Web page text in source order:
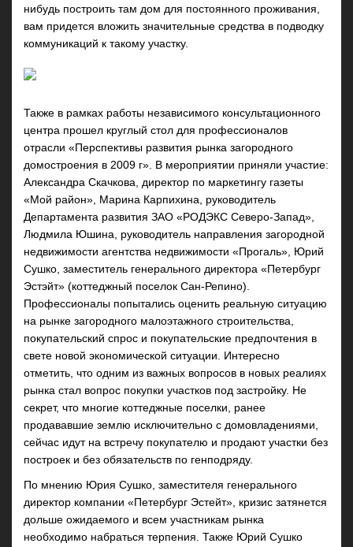
нибудь построить там дом для постоянного проживания,
вам придется вложить значительные средства в подводку
коммуникаций к такому участку.
Также в рамках работы независимого консультационного
центра прошел круглый стол для профессионалов
отрасли «Перспективы развития рынка загородного
домостроения в 2009 г». В мероприятии приняли участие:
Александра Скачкова, директор по маркетингу газеты
«Мой район», Марина Карпихина, руководитель
Департамента развития ЗАО «РОДЭКС Северо-Запад»,
Людмила Юшина, руководитель направления загородной
недвижимости агентства недвижимости «Прогаль», Юрий
Сушко, заместитель генерального директора «Петербург
Эстэйт» (коттеджный поселок Сан-Репино).
Профессионалы попытались оценить реальную ситуацию
на рынке загородного малоэтажного строительства,
покупательский спрос и покупательские предпочтения в
свете новой экономической ситуации. Интересно
отметить, что одним из важных вопросов в новых реалиях
рынка стал вопрос покупки участков под застройку. Не
секрет, что многие коттеджные поселки, ранее
продававшие землю исключительно с домовладениями,
сейчас идут на встречу покупателю и продают участки без
построек и без обязательств по генподряду.
По мнению Юрия Сушко, заместителя генерального
директор компании «Петербург Эстейт», кризис затянется
дольше ожидаемого и всем участникам рынка
необходимо набраться терпения. Также Юрий Сушко